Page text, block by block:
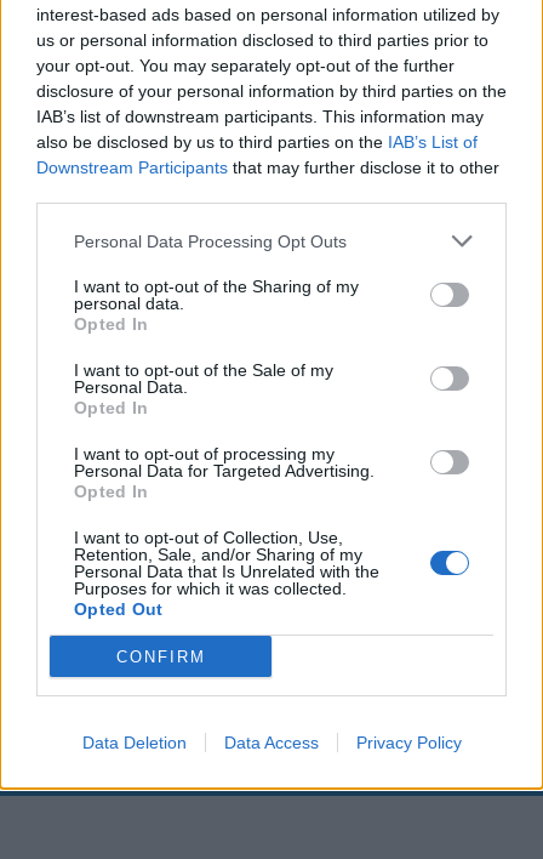
interest-based ads based on personal information utilized by
us or personal information disclosed to third parties prior to
your opt-out. You may separately opt-out of the further
disclosure of your personal information by third parties on the
IAB’s list of downstream participants. This information may
also be disclosed by us to third parties on the IAB’s List of
Downstream Participants that may further disclose it to other
Personal Data Processing Opt Outs
I want to opt-out of the Sharing of my
personal data.
Opted In
I want to opt-out of the Sale of my
Personal Data.
Opted In
I want to opt-out of processing my
Personal Data for Targeted Advertising.
Opted In
I want to opt-out of Collection, Use,
Retention, Sale, and/or Sharing of my
Personal Data that Is Unrelated with the
Purposes for which it was collected.
Opted Out
CONFIRM
Data Deletion Data Access Privacy Policy
00:00 01:16
Leonardo Maria Del Vecchio dall'ex compagna
in ospedale. Le dichiarazioni ai giornalisti